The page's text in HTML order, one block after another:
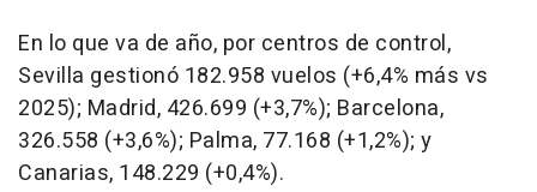
En lo que va de año, por centros de control,
Sevilla gestionó 182.958 vuelos (+6,4% más vs
2025); Madrid, 426.699 (+3,7%); Barcelona,
326.558 (+3,6%); Palma, 77.168 (+1,2%); y
Canarias, 148.229 (+0,4%).